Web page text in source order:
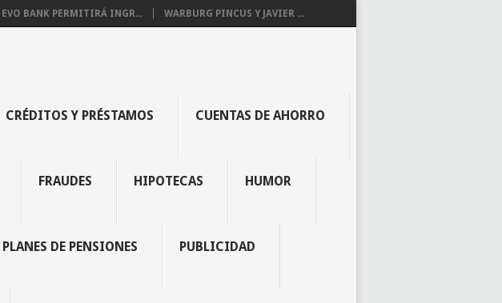
EVO BANK PERMITIRÁ INGR... WARBURG PINCUS Y JAVIER ...
CRÉDITOS Y PRÉSTAMOS CUENTAS DE AHORRO
FRAUDES HIPOTECAS HUMOR
PLANES DE PENSIONES PUBLICIDAD